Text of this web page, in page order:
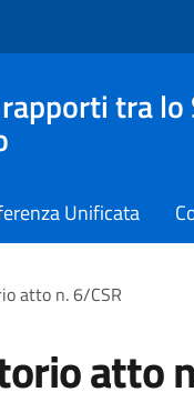
tra
Unificata
atto n. 6/CSR
atto